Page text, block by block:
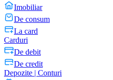
Imobiliar
De consum
La card
Carduri
De debit
De credit
Depozite | Conturi